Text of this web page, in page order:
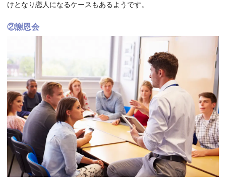
けとなり恋人になるケースもあるようです。
②謝恩会